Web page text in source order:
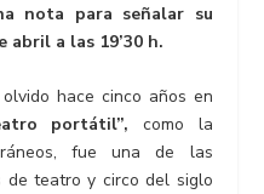
nota para señalar su
abril a las 19’30 h.
hace cinco años en
portátil”, como la
fue una de las
de teatro y circo del siglo